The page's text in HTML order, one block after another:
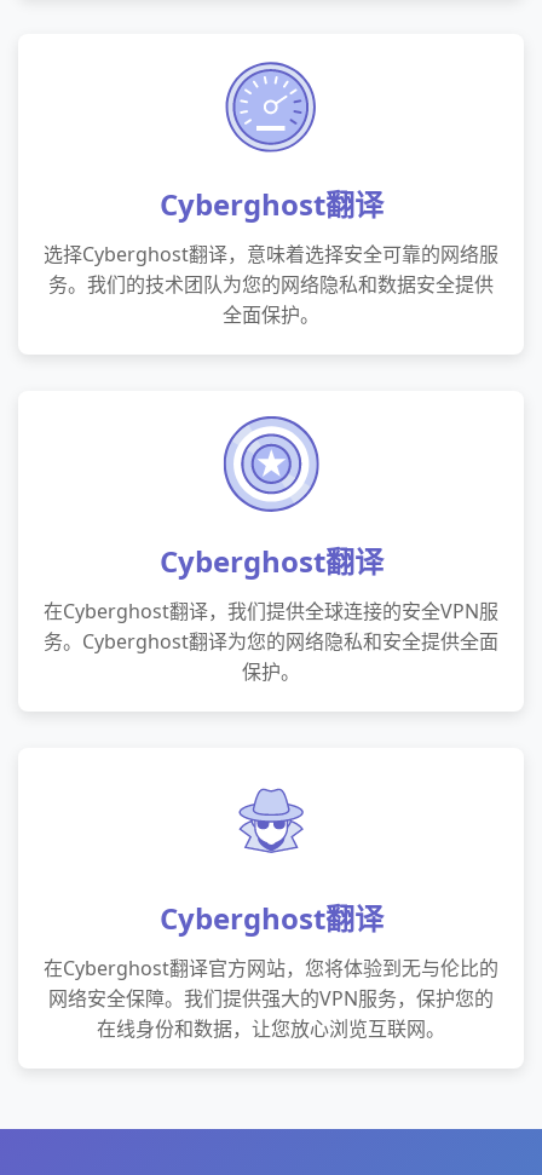
Cyberghost翻译
选择Cyberghost翻译，意味着选择安全可靠的网络服
务。我们的技术团队为您的网络隐私和数据安全提供
全面保护。
Cyberghost翻译
在Cyberghost翻译，我们提供全球连接的安全VPN服
务。Cyberghost翻译为您的网络隐私和安全提供全面
保护。
Cyberghost翻译
在Cyberghost翻译官方网站，您将体验到无与伦比的
网络安全保障。我们提供强大的VPN服务，保护您的
在线身份和数据，让您放心浏览互联网。